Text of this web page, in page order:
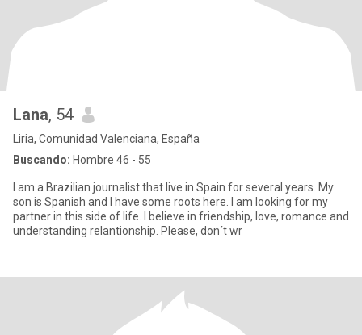
Lana, 54
Liria, Comunidad Valenciana, España
Buscando: Hombre 46 - 55
I am a Brazilian journalist that live in Spain for several years. My
son is Spanish and I have some roots here. I am looking for my
partner in this side of life. I believe in friendship, love, romance and
understanding relantionship. Please, don´t wr